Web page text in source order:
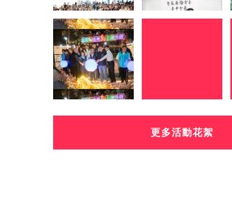
更多活動花絮